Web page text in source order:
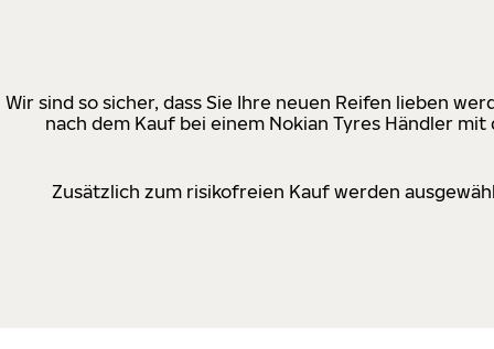
Wir sind so sicher, dass Sie Ihre neuen Reifen lieben
nach dem Kauf bei einem Nokian Tyres Händler
Zusätzlich zum risikofreien Kauf werden